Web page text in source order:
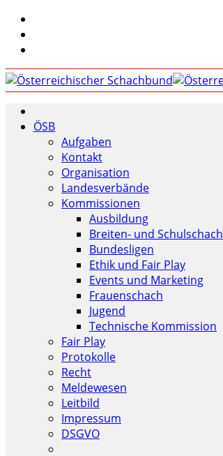
ÖSB
Aufgaben
Kontakt
Organisation
Landesverbände
Kommissionen
Ausbildung
Breiten- und Schulschach
Bundesligen
Ethik und Fair Play
Events und Marketing
Frauenschach
Jugend
Technische Kommission
Fair Play
Protokolle
Recht
Meldewesen
Leitbild
Impressum
DSGVO